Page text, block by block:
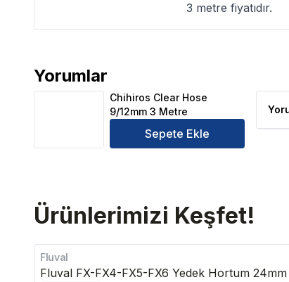
3 metre fiyatıdır.
Yorumlar
Chihiros Clear Hose 9/12mm 3 Metre Ürün
Chihiros Clear Hose
9/12mm 3 Metre
Sepete Ekle
Ürünlerimizi Keşfet!
Fluval
Fluval FX-FX4-FX5-FX6 Yedek Hortum